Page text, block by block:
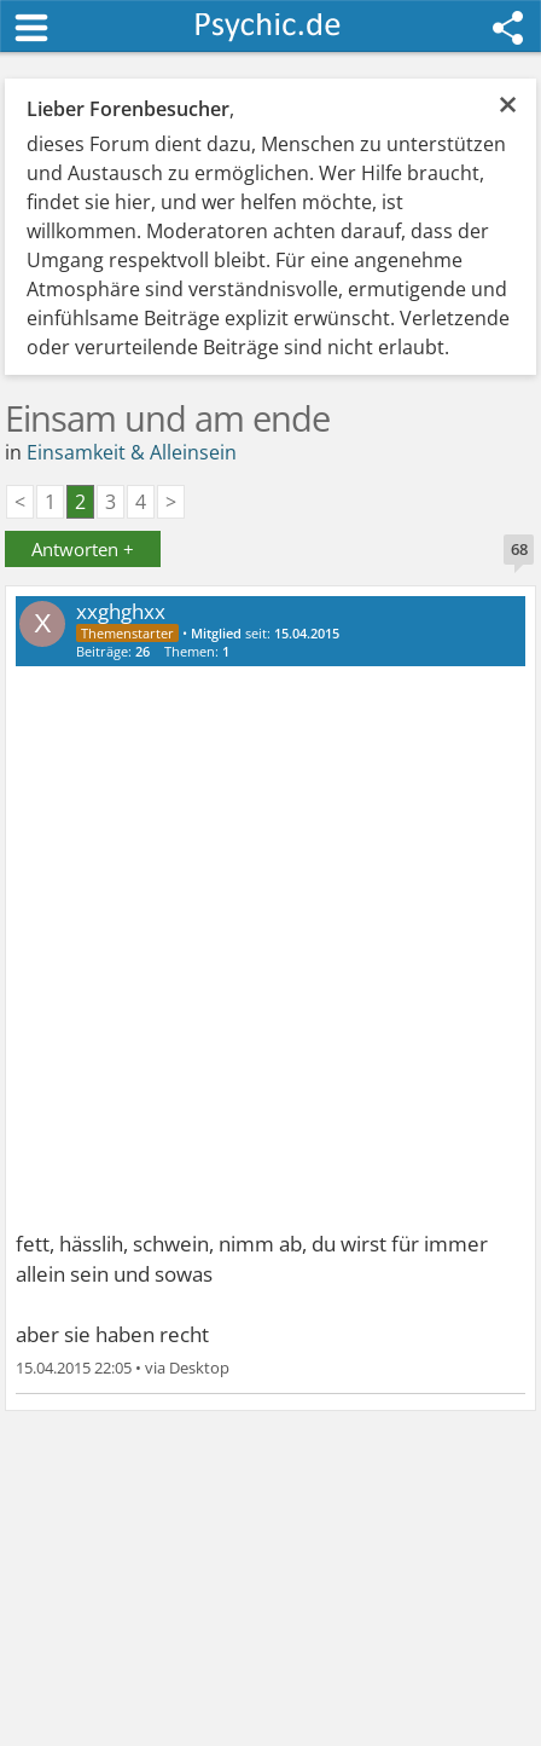
×
Lieber Forenbesucher,
dieses Forum dient dazu, Menschen zu unterstützen
und Austausch zu ermöglichen. Wer Hilfe braucht,
findet sie hier, und wer helfen möchte, ist
willkommen. Moderatoren achten darauf, dass der
Umgang respektvoll bleibt. Für eine angenehme
Atmosphäre sind verständnisvolle, ermutigende und
einfühlsame Beiträge explizit erwünscht. Verletzende
oder verurteilende Beiträge sind nicht erlaubt.
Einsam und am ende
in Einsamkeit & Alleinsein
<
1 2 3 4 >
Antworten + 68
X xxghghxx
• Mitglied seit: 15.04.2015
Beiträge:26 Themen: 1
fett, hässlih, schwein, nimm ab, du wirst für immer
allein sein und sowas
aber sie haben recht
15.04.2015 22:05 •